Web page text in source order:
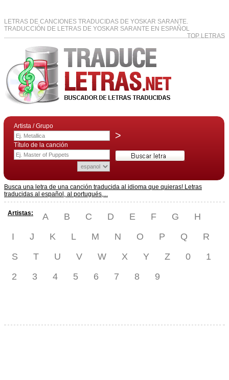
LETRAS DE CANCIONES TRADUCIDAS DE YOSKAR SARANTE.
TRADUCCIÓN DE LETRAS DE YOSKAR SARANTE EN ESPAÑOL
TOP LETRAS
Artista / Grupo
>
Título de la canción
Busca una letra de una canción traducida al idioma que quieras! Letras
traducidas al español, al portugués,...
Artistas: A B C D E F G
H
I
J K L M N O P Q
R
S
T U V W X Y Z 0
1
2
3 4 5 6 7 8 9